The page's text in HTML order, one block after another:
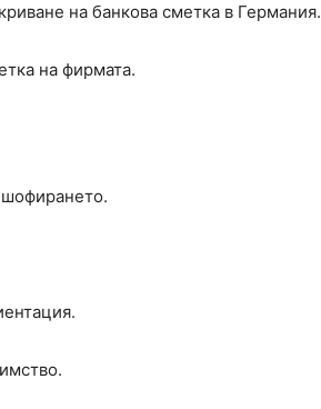
на банкова сметка в Германия.
на фирмата.